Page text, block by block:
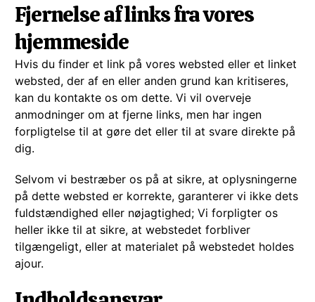
Fjernelse af links fra vores
hjemmeside
Hvis du finder et link på vores websted eller et linket
websted, der af en eller anden grund kan kritiseres,
kan du kontakte os om dette. Vi vil overveje
anmodninger om at fjerne links, men har ingen
forpligtelse til at gøre det eller til at svare direkte på
dig.
Selvom vi bestræber os på at sikre, at oplysningerne
på dette websted er korrekte, garanterer vi ikke dets
fuldstændighed eller nøjagtighed; Vi forpligter os
heller ikke til at sikre, at webstedet forbliver
tilgængeligt, eller at materialet på webstedet holdes
ajour.